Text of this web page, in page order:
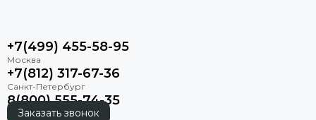
+7(499) 455-58-95
+7(812) 317-67-36
8(800) 555-74-35
Заказать звонок